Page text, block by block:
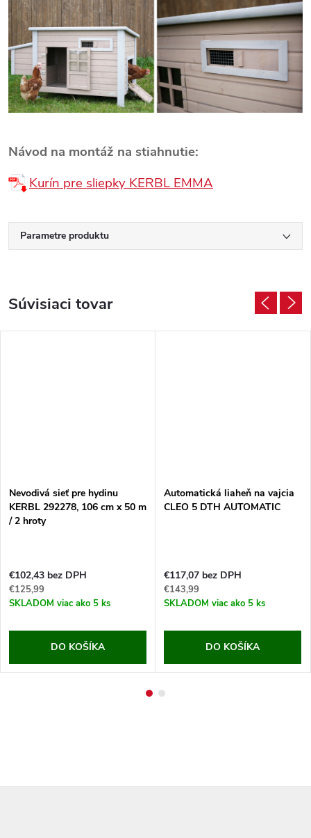
Návod na montáž na stiahnutie:
Kurín pre sliepky KERBL EMMA
Parametre produktu
Súvisiaci tovar
Nevodivá sieť pre hydinu
KERBL 292278, 106 cm x 50 m
/ 2 hroty
€102,43 bez DPH
€125,99
SKLADOM viac ako 5 ks
DO KOŠÍKA
Automatická liaheň na vajcia
CLEO 5 DTH AUTOMATIC
€117,07 bez DPH
€143,99
SKLADOM viac ako 5 ks
DO KOŠÍKA